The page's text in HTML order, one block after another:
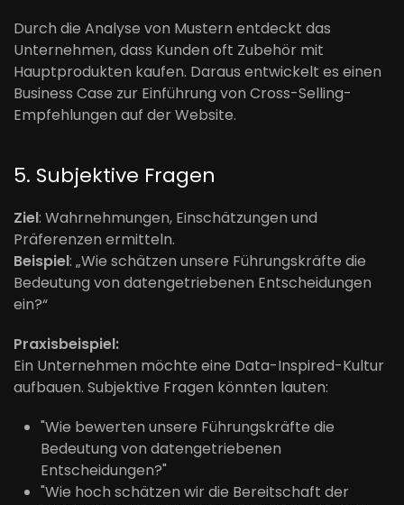
Durch die Analyse von Mustern entdeckt das
Unternehmen, dass Kunden oft Zubehör mit
Hauptprodukten kaufen. Daraus entwickelt es einen
Business Case zur Einführung von Cross-Selling-
Empfehlungen auf der Website.
5. Subjektive Fragen
Ziel: Wahrnehmungen, Einschätzungen und
Präferenzen ermitteln.
Beispiel: „Wie schätzen unsere Führungskräfte die
Bedeutung von datengetriebenen Entscheidungen
ein?“
Praxisbeispiel:
Ein Unternehmen möchte eine Data-Inspired-Kultur
aufbauen. Subjektive Fragen könnten lauten:
"Wie bewerten unsere Führungskräfte die
Bedeutung von datengetriebenen
Entscheidungen?"
"Wie hoch schätzen wir die Bereitschaft der